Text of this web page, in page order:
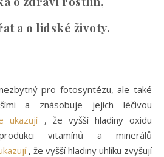
a o lidské životy.
pro fotosyntézu, ale také
a znásobuje jejich léčivou
ukazují, že vyšší hladiny oxidu
vitamínů a minerálů
, že vyšší hladiny uhlíku zvyšují